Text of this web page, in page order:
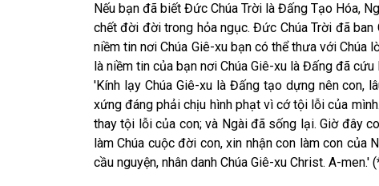
Nếu bạn đã biết Đức Chúa Trời là Đấng Tạo Hóa,
chết đời đời trong hỏa ngục. Đức Chúa Trời đã
niềm tin nơi Chúa Giê-xu bạn có thể thưa với Chúa
là niềm tin của bạn nơi Chúa Giê-xu là Đấng đã
'Kính lạy Chúa Giê-xu là Đấng tạo dựng nên con,
xứng đáng phải chịu hình phạt vì cớ tội lỗi của
thay tội lỗi của con; và Ngài đã sống lại. Giờ đây
làm Chúa cuộc đời con, xin nhận con làm con của
cầu nguyện, nhân danh Chúa Giê-xu Christ. A-men.'